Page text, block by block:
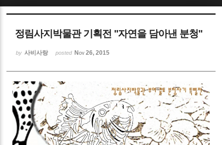
정림사지박물관 기획전 "자연을 담아낸 분청"
by 사비사랑 posted Nov 26, 2015
Sketchbook5, 스케치북5
Sketchbook5, 스케치북5